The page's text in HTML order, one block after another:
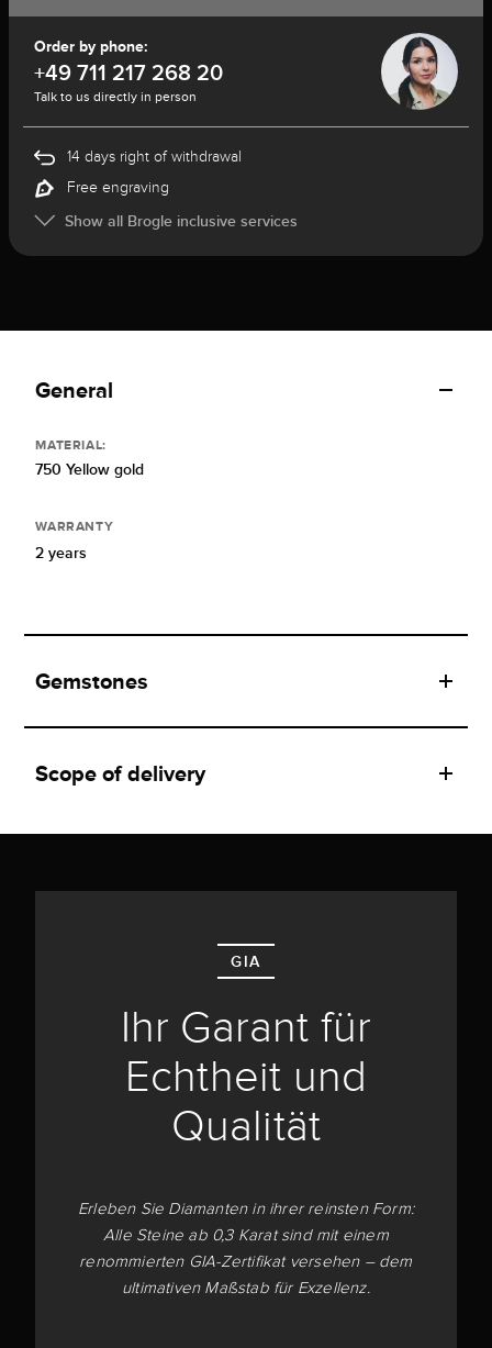
Order by phone:
+49 711 217 268 20
Talk to us directly in person
14 days right of withdrawal
Free engraving
Show all Brogle inclusive services
General
MATERIAL:
750 Yellow gold
WARRANTY
2 years
Gemstones
Scope of delivery
GIA
Ihr Garant für
Echtheit und
Qualität
Erleben Sie Diamanten in ihrer reinsten Form:
Alle Steine ab 0,3 Karat sind mit einem
renommierten GIA-Zertifikat versehen – dem
ultimativen Maßstab für Exzellenz.